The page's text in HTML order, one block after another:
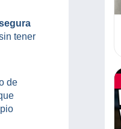
tener
de